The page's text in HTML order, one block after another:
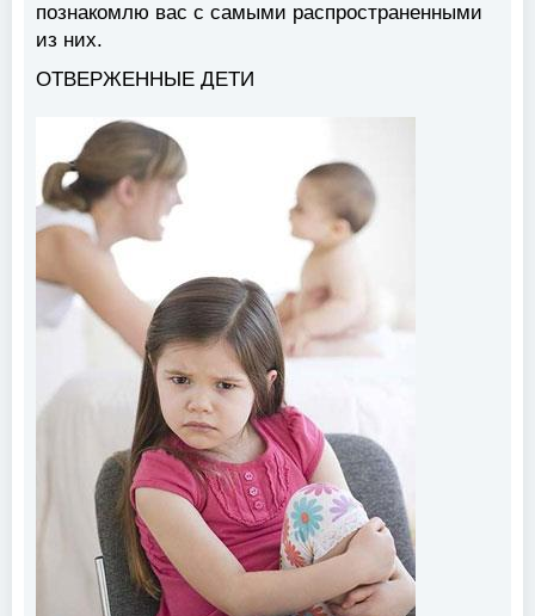
познакомлю вас с самыми распространенными
из них.
ОТВЕРЖЕННЫЕ ДЕТИ